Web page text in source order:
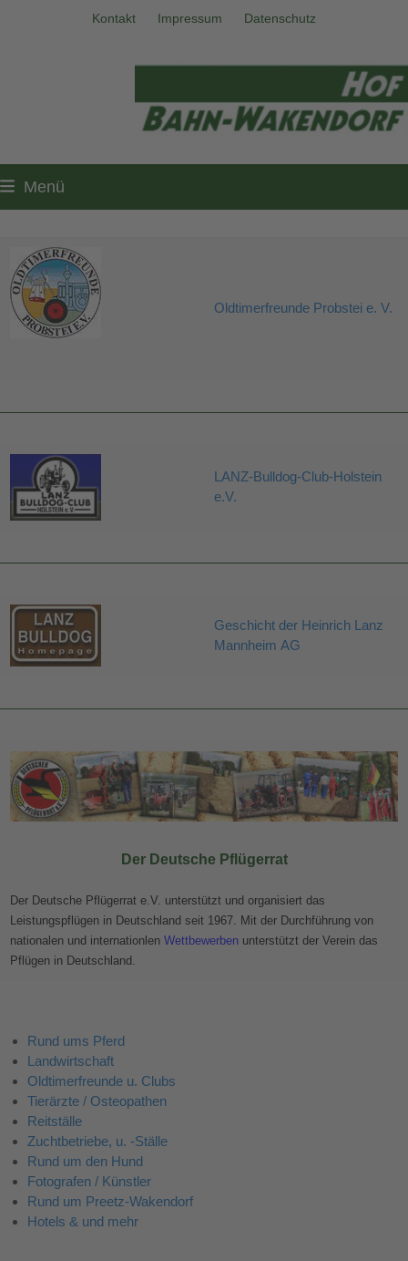
Kontakt Impressum Datenschutz
Menü
Oldtimerfreunde Probstei e. V.
LANZ-Bulldog-Club-Holstein
e.V.
Geschicht der Heinrich Lanz
Mannheim AG
Der Deutsche Pflügerrat
Der Deutsche Pflügerrat e.V. unterstützt und organisiert das
Leistungspflügen in Deutschland seit 1967. Mit der Durchführung von
nationalen und internationlen Wettbewerben unterstützt der Verein das
Pflügen in Deutschland.
Rund ums Pferd
Landwirtschaft
Oldtimerfreunde u. Clubs
Tierärzte / Osteopathen
Reitställe
Zuchtbetriebe, u. -Ställe
Rund um den Hund
Fotografen / Künstler
Rund um Preetz-Wakendorf
Hotels & und mehr